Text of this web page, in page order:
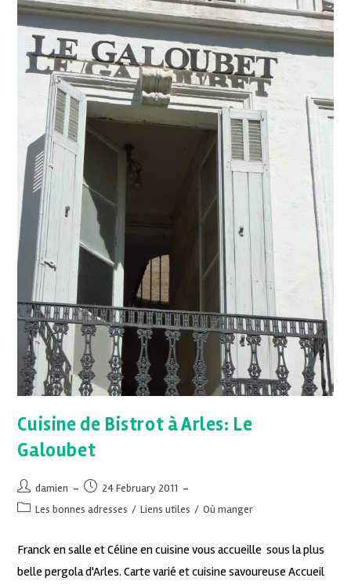
Cuisine de Bistrot à Arles: Le
Galoubet
damien
24 February 2011
Les bonnes adresses / Liens utiles / Où manger
Franck en salle et Céline en cuisine vous accueille sous la plus
belle pergola d'Arles. Carte varié et cuisine savoureuse Accueil